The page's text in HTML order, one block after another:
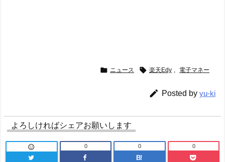
 ニュース  楽天Edy , 電子マネー
 Posted by yu-ki
よろしければシェアお願いします
 0
B!
0 0